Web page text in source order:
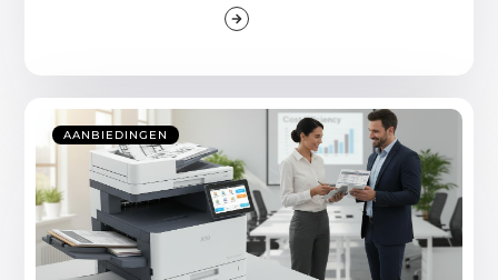
AANBIEDINGEN